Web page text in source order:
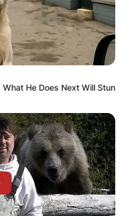
He Does Next Will Stun